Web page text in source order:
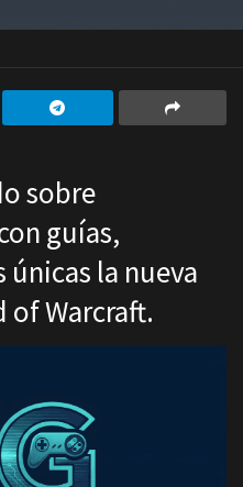
sobre
guías,
la nueva
of Warcraft.